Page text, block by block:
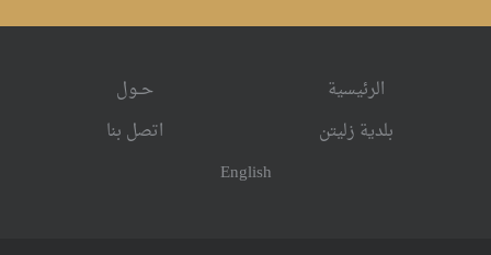
الرئيسية
حــول
بلدية زليتن
اتصل بنا
English